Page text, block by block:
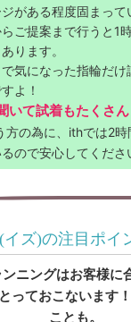
がある程度固まって
ご提案まで行うと1
ります。
気になった指輪だけ
よ！
いて試着もたくさ
方の為に、ithでは2時
ので安心してくださ
イズ)の注目ポ
ニングはお客様に
っておこないます
ことも。